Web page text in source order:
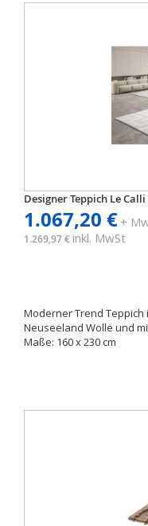
Designer Teppich Le Calli
1.067,20 €+
1.269,97 € inkl. MwSt
Moderner Trend
Neuseeland Wolle und
Maße: 160 x 230 cm